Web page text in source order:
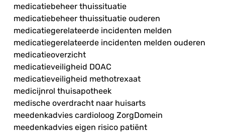
medicatiebeheer thuissituatie
medicatiebeheer thuissituatie ouderen
medicatiegerelateerde incidenten melden
medicatiegerelateerde incidenten melden ouderen
medicatieoverzicht
medicatieveiligheid DOAC
medicatieveiligheid methotrexaat
medicijnrol thuisapotheek
medische overdracht naar huisarts
meedenkadvies cardioloog ZorgDomein
meedenkadvies eigen risico patiënt